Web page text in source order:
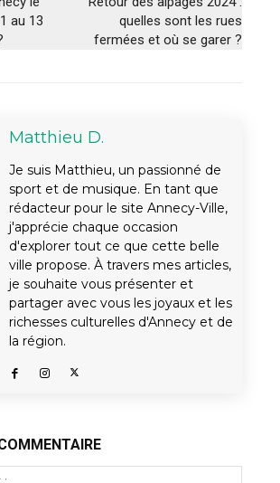
au 13
quelles sont les rues
fermées et où se garer ?
Matthieu D.
Je suis Matthieu, un passionné de
sport et de musique. En tant que
rédacteur pour le site Annecy-Ville,
j'apprécie chaque occasion
d'explorer tout ce que cette belle
ville propose. À travers mes articles,
je souhaite vous présenter et
partager avec vous les joyaux et les
richesses culturelles d'Annecy et de
la région.